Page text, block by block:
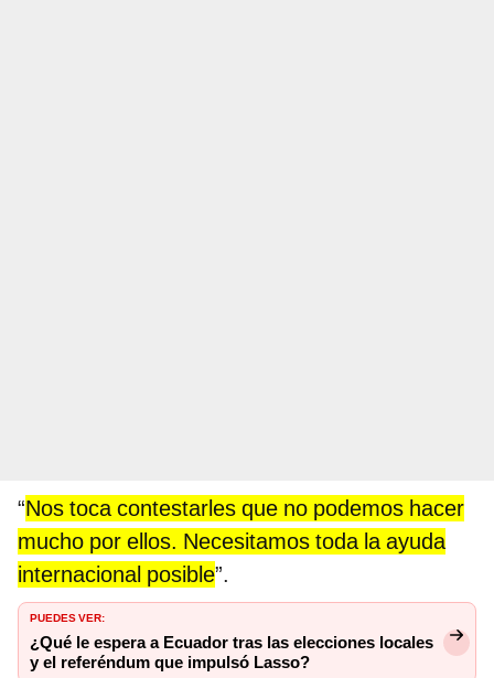
“Nos toca contestarles que no podemos hacer
mucho por ellos. Necesitamos toda la ayuda
internacional posible”.
PUEDES VER:
¿Qué le espera a Ecuador tras las elecciones locales
y el referéndum que impulsó Lasso?